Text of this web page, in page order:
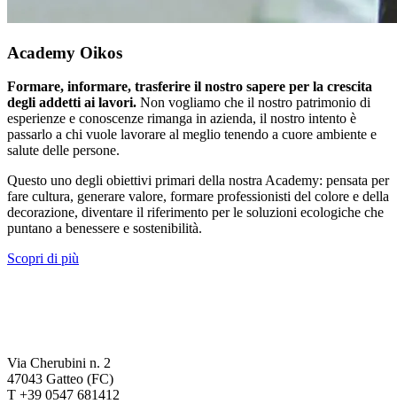
Academy Oikos
Formare, informare, trasferire il nostro sapere per la crescita
degli addetti ai lavori. Non vogliamo che il nostro patrimonio di
esperienze e conoscenze rimanga in azienda, il nostro intento è
passarlo a chi vuole lavorare al meglio tenendo a cuore ambiente e
salute delle persone.
Questo uno degli obiettivi primari della nostra Academy: pensata per
fare cultura, generare valore, formare professionisti del colore e della
decorazione, diventare il riferimento per le soluzioni ecologiche che
puntano a benessere e sostenibilità.
Scopri di più
Via Cherubini n. 2
47043 Gatteo (FC)
T +39 0547 681412